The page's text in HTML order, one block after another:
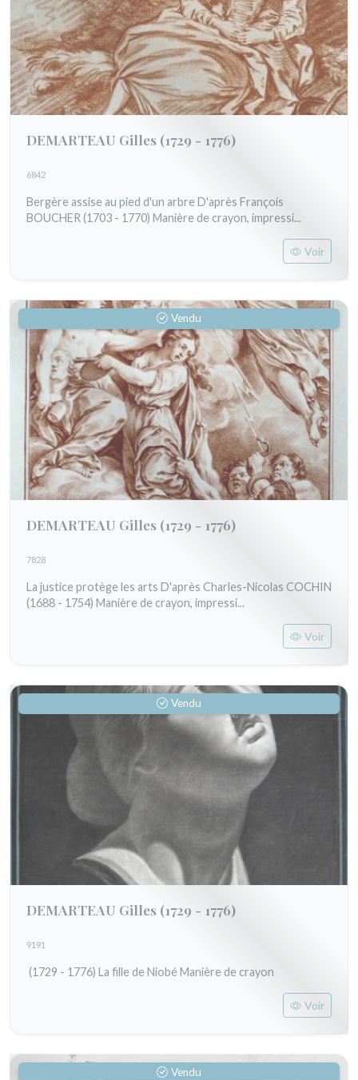
DEMARTEAU Gilles (1729 - 1776)
6842
Bergère assise au pied d'un arbre D'après François
BOUCHER (1703 - 1770) Manière de crayon, impressi...
Voir
Vendu
DEMARTEAU Gilles (1729 - 1776)
7828
La justice protège les arts D'après Charles-Nicolas COCHIN
(1688 - 1754) Manière de crayon, impressi...
Voir
Vendu
DEMARTEAU Gilles (1729 - 1776)
9191
(1729 - 1776) La fille de Niobé Manière de crayon
Voir
Vendu